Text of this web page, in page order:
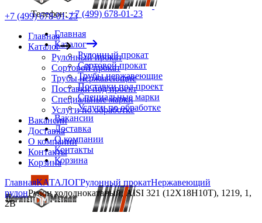
Телефон:+7 (499) 678-01-23
Главная
Каталог
Рулонный прокат
Сортовой прокат
Трубы нержавеющие
Поставки под проект
Специальные марки
Услуги по обработке
Вакансии
Доставка
О компании
Контакты
Корзина
+7 (499) 678-01-23
Главная
Каталог
Рулонный прокат
Сортовой прокат
Трубы нержавеющие
Поставки под проект
Специальные марки
Услуги по обработке
Вакансии
Доставка
О компании
Контакты
Корзина
ГлавнаяКАТАЛОГРулонный прокатНержавеющий
рулонРулон холоднокатаный, AISI 321 (12Х18Н10Т), 1219, 1,
2B